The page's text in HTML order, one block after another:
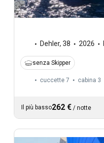
Dehler, 38 2026
senza Skipper
cuccette 7 cabina 3
Il più basso262 € / notte